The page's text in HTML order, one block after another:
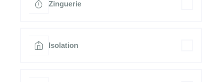
Zinguerie
Isolation